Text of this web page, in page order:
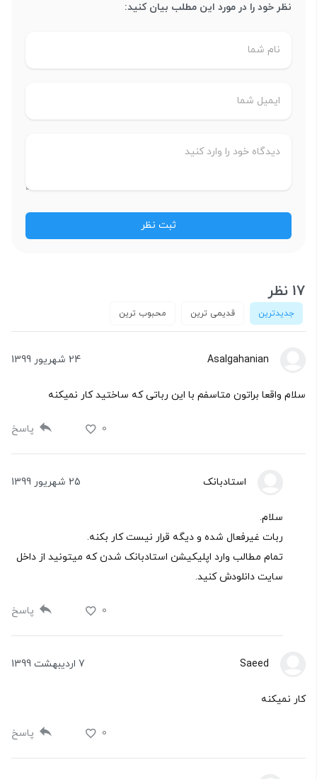
نظر خود را در مورد این مطلب بیان کنید:
17 نظر
جدیدترین قدیمی ترین محبوب ترین
Asalgahanian 24 شهریور 1399
سلام واقعا براتون متاسفم با این رباتی که ساختید کار نمیکنه
0 پاسخ
استادبانک 25 شهریور 1399
سلام.
ربات غیرفعال شده و دیگه قرار نیست کار بکنه.
تمام مطالب وارد اپلیکیشن استادبانک شدن که میتونید از داخل
سایت دانلودش کنید.
0 پاسخ
Saeed 7 اردیبهشت 1399
کار نمیکنه
0 پاسخ